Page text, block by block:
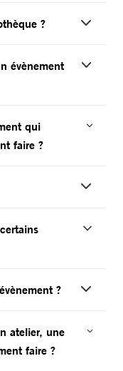
?
évènement
qui
faire ?
?
atelier, une
faire ?